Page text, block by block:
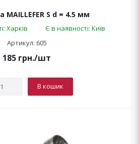
MAILLEFER S d = 4.5 мм
Харків
Є в наявності: Київ
Артикул: 605
185 грн./шт
В кошик